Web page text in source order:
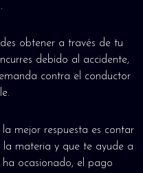
obtener a través de tu
debido al accidente,
contra el conductor
mejor respuesta es contar
la materia y que te ayude a
ocasionado, el pago